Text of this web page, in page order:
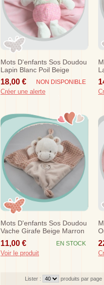
Mots D'enfants Sos Doudou
Lapin Blanc Poil Beige
Corps Rose Rond Poule
18,00 € NON DISPONIBLE
Créer une alerte
Mots D'enfants Sos Doudou
Vache Girafe Beige Marron
Plat Oiseau
11,00 € EN STOCK
Voir le produit
Lister : produits par page